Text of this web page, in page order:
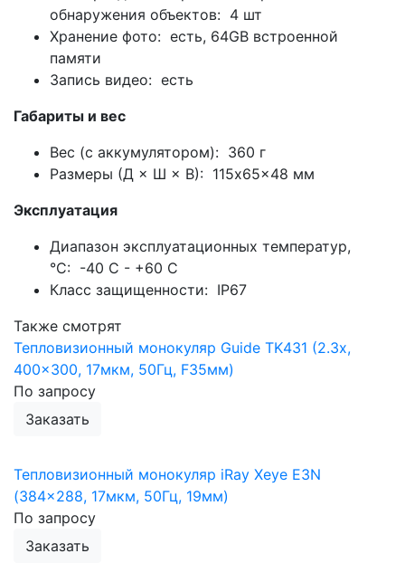
обнаружения объектов: 4 шт
Хранение фото: есть, 64GB встроенной
памяти
Запись видео: есть
Габариты и вес
Вес (с аккумулятором): 360 г
Размеры (Д × Ш × В): 115x65x48 мм
Эксплуатация
Диапазон эксплуатационных температур,
°С: -40 C - +60 C
Класс защищенности: IP67
Также смотрят
Тепловизионный монокуляр Guide TK431 (2.3x,
400x300, 17мкм, 50Гц, F35мм)
По запросу
Заказать
Тепловизионный монокуляр iRay Xeye E3N
(384x288, 17мкм, 50Гц, 19мм)
По запросу
Заказать